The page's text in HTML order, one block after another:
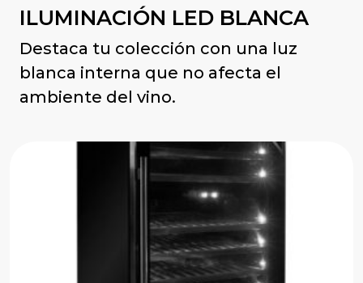
ILUMINACIÓN LED BLANCA
Destaca tu colección con una luz
blanca interna que no afecta el
ambiente del vino.